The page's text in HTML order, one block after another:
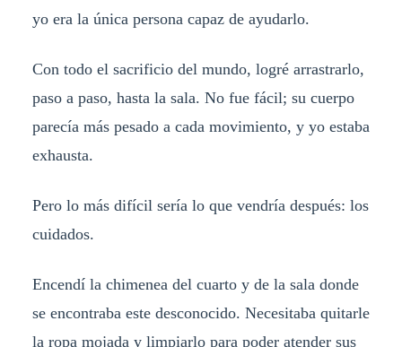
yo era la única persona capaz de ayudarlo.
Con todo el sacrificio del mundo, logré arrastrarlo,
paso a paso, hasta la sala. No fue fácil; su cuerpo
parecía más pesado a cada movimiento, y yo estaba
exhausta.
Pero lo más difícil sería lo que vendría después: los
cuidados.
Encendí la chimenea del cuarto y de la sala donde
se encontraba este desconocido. Necesitaba quitarle
la ropa mojada y limpiarlo para poder atender sus